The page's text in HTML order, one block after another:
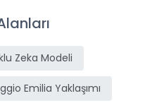
Zeka Modeli
Emilia Yaklaşımı